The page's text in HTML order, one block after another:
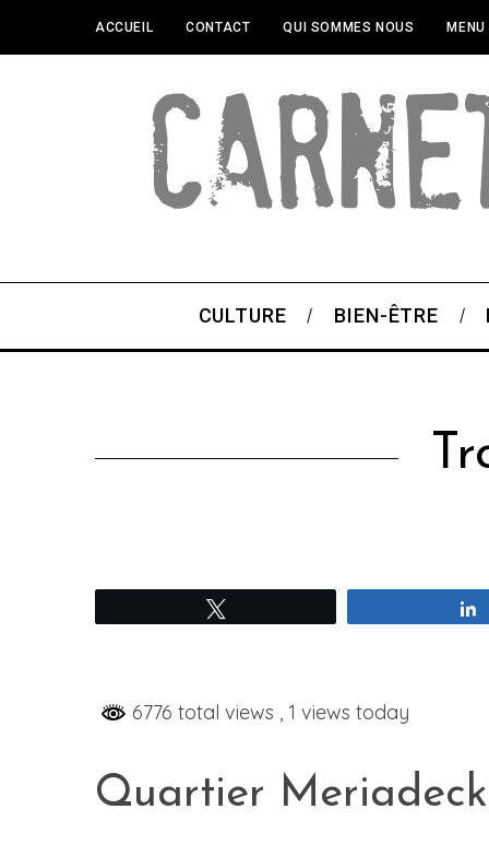
ACCUEIL CONTACT QUI SOMMES NOUS MENU
CULTURE BIEN-ÊTRE
6776 total views , 1 views today
Quartier Meriadeck